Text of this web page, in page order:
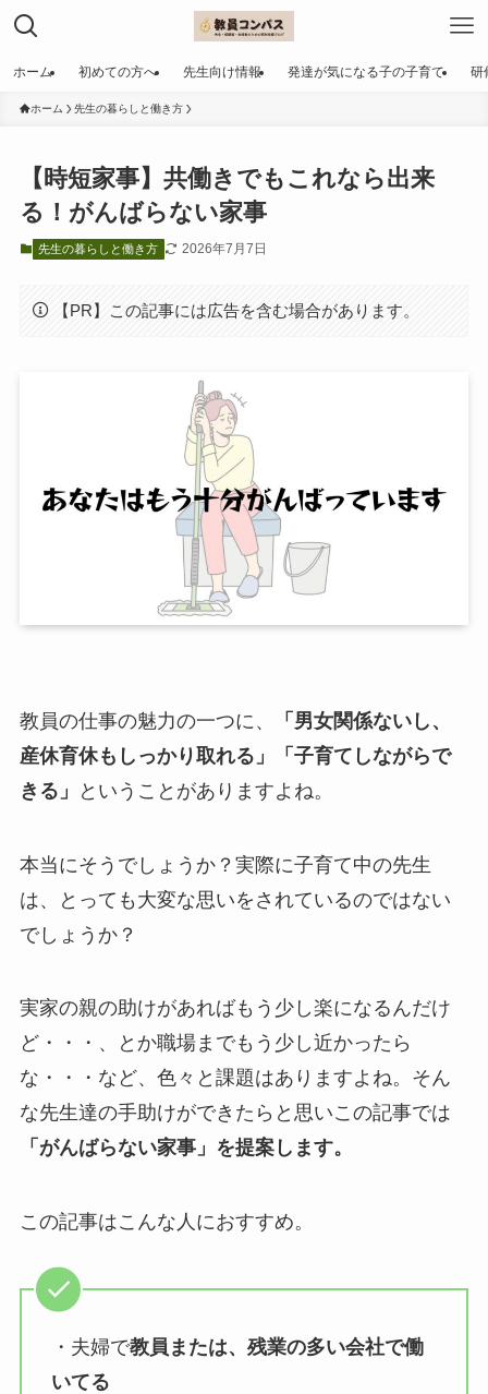
ホーム 初めての方へ 先生向け情報 発達が気になる子の子育て 研
ホーム 先生の暮らしと働き方
【時短家事】共働きでもこれなら出来
る！がんばらない家事
先生の暮らしと働き方 2026年7月7日
【PR】この記事には広告を含む場合があります。
教員の仕事の魅力の一つに、
「男女関係ないし、
産休育休もしっかり取れる」「子育てしながらで
きる」
ということがありますよね。
本当にそうでしょうか？実際に子育て中の先生
は、とっても大変な思いをされているのではない
でしょうか？
実家の親の助けがあればもう少し楽になるんだけ
ど・・・、とか職場までもう少し近かったら
な・・・など、色々と課題はありますよね。そん
な先生達の手助けができたらと思いこの記事では
「がんばらない家事」を提案します。
この記事はこんな人におすすめ。
・夫婦で教員または、残業の多い会社で働
いてる